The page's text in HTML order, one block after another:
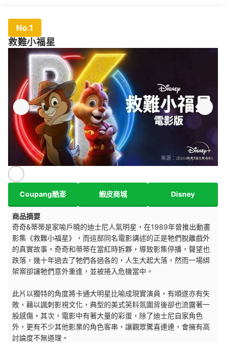
No.1
救難小福星
來源： disneyplus.com
Coupang酷澎 蝦皮商城 Disney
商品摘要
奇奇&蒂蒂是家喻戶曉的迪士尼人氣明星，在1989年曾推出動畫
影集《救難小福星》，而這部同名電影講述的正是牠們脫離戲外
的真實故事。奇奇和蒂蒂在當紅時拆夥，導致影集停播，聲望也
跌落，幾十年過去了牠們各過各的，人生大起大落，然而一場綁
架案卻讓牠們意外重逢，並被捲入危機當中。
此片以獨特的角度將卡通大明星比喻成現實演員，有順遂亦有失
敗，藉以諷刺影視文化，典型的美式笑料氛圍背後卻也流露著一
股感傷。其次，電影中有著大量的彩蛋，除了迪士尼自家角色
外，更有不少其他影業的角色客串，讓觀眾驚喜連連，會擁有高
討論度不無道理。